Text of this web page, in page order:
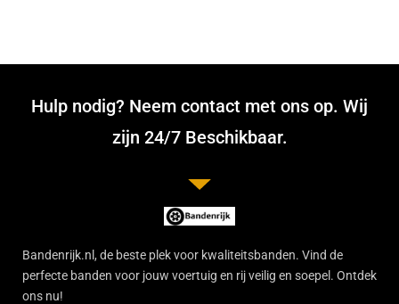
Hulp nodig? Neem contact met ons op. Wij
zijn 24/7 Beschikbaar.
Bandenrijk.nl, de beste plek voor kwaliteitsbanden. Vind de
perfecte banden voor jouw voertuig en rij veilig en soepel. Ontdek
ons nu!